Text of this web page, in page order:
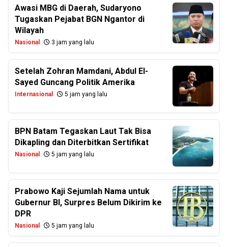
Awasi MBG di Daerah, Sudaryono
Tugaskan Pejabat BGN Ngantor di
Wilayah
Nasional 3 jam yang lalu
Setelah Zohran Mamdani, Abdul El-
Sayed Guncang Politik Amerika
Internasional 5 jam yang lalu
BPN Batam Tegaskan Laut Tak Bisa
Dikapling dan Diterbitkan Sertifikat
Nasional 5 jam yang lalu
Prabowo Kaji Sejumlah Nama untuk
Gubernur BI, Surpres Belum Dikirim ke
DPR
Nasional 5 jam yang lalu